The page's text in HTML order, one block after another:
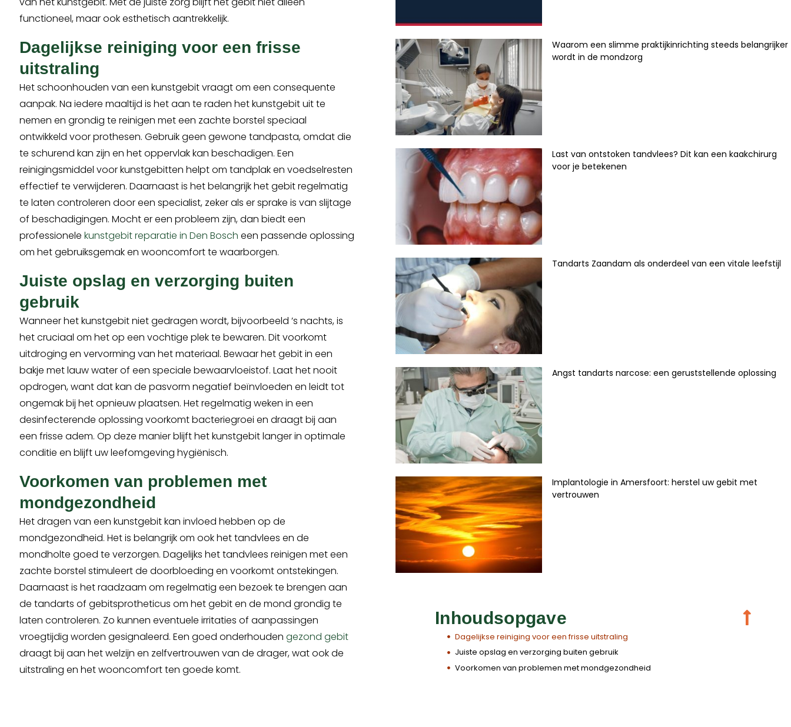
functioneel, maar ook esthetisch aantrekkelijk.
Dagelijkse reiniging voor een frisse
uitstraling
Het schoonhouden van een kunstgebit vraagt om een consequente
aanpak. Na iedere maaltijd is het aan te raden het kunstgebit uit te
nemen en grondig te reinigen met een zachte borstel speciaal
ontwikkeld voor prothesen. Gebruik geen gewone tandpasta, omdat die
te schurend kan zijn en het oppervlak kan beschadigen. Een
reinigingsmiddel voor kunstgebitten helpt om tandplak en voedselresten
effectief te verwijderen. Daarnaast is het belangrijk het gebit regelmatig
te laten controleren door een specialist, zeker als er sprake is van slijtage
of beschadigingen. Mocht er een probleem zijn, dan biedt een
professionelekunstgebit reparatie in Den Bosch een passende oplossing
om het gebruiksgemak en wooncomfort te waarborgen.
Juiste opslag en verzorging buiten
gebruik
Wanneer het kunstgebit niet gedragen wordt, bijvoorbeeld ’s nachts, is
het cruciaal om het op een vochtige plek te bewaren. Dit voorkomt
uitdroging en vervorming van het materiaal. Bewaar het gebit in een
bakje met lauw water of een speciale bewaarvloeistof. Laat het nooit
opdrogen, want dat kan de pasvorm negatief beïnvloeden en leidt tot
ongemak bij het opnieuw plaatsen. Het regelmatig weken in een
desinfecterende oplossing voorkomt bacteriegroei en draagt bij aan
een frisse adem. Op deze manier blijft het kunstgebit langer in optimale
conditie en blijft uw leefomgeving hygiënisch.
Voorkomen van problemen met
mondgezondheid
Het dragen van een kunstgebit kan invloed hebben op de
mondgezondheid. Het is belangrijk om ook het tandvlees en de
mondholte goed te verzorgen. Dagelijks het tandvlees reinigen met een
zachte borstel stimuleert de doorbloeding en voorkomt ontstekingen.
Daarnaast is het raadzaam om regelmatig een bezoek te brengen aan
de tandarts of gebitsprotheticus om het gebit en de mond grondig te
laten controleren. Zo kunnen eventuele irritaties of aanpassingen
vroegtijdig worden gesignaleerd. Een goed onderhoudengezond gebit
draagt bij aan het welzijn en zelfvertrouwen van de drager, wat ook de
uitstraling en het wooncomfort ten goede komt.
Waarom een slimme praktijkinrichting steeds belangrijker
wordt in de mondzorg
Last van ontstoken tandvlees? Dit kan een kaakchirurg
voor je betekenen
Tandarts Zaandam als onderdeel van een vitale leefstijl
Angst tandarts narcose: een geruststellende oplossing
Implantologie in Amersfoort: herstel uw gebit met
vertrouwen
Inhoudsopgave
Dagelijkse reiniging voor een frisse uitstraling
Juiste opslag en verzorging buiten gebruik
Voorkomen van problemen met mondgezondheid